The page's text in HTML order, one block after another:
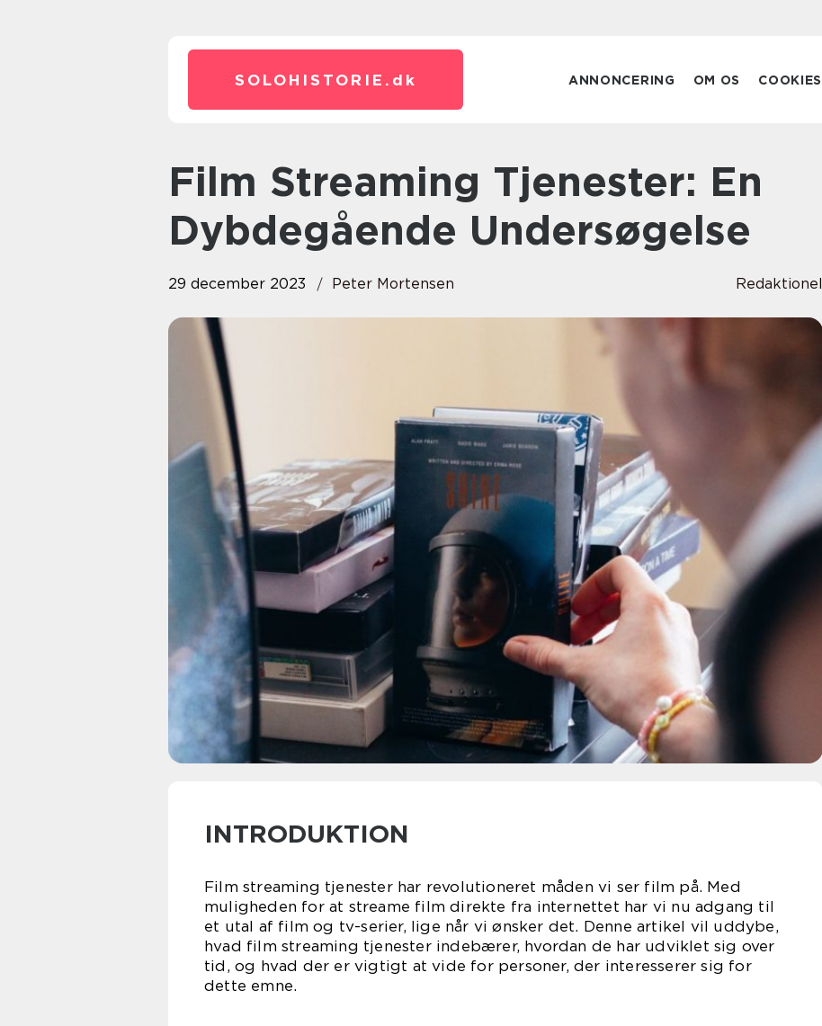
SOLOHISTORIE. dk ANNONCERING OM OS COOKIES
Film Streaming Tjenester: En
Dybdegående Undersøgelse
29 december 2023 Peter Mortensen Redaktionel
INTRODUKTION
Film streaming tjenester har revolutioneret måden vi ser film på. Med
muligheden for at streame film direkte fra internettet har vi nu adgang til
et utal af film og tv-serier, lige når vi ønsker det. Denne artikel vil uddybe,
hvad film streaming tjenester indebærer, hvordan de har udviklet sig over
tid, og hvad der er vigtigt at vide for personer, der interesserer sig for
dette emne.